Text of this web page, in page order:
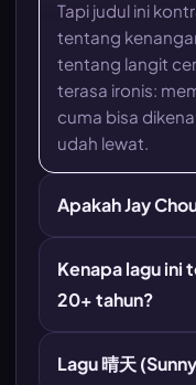
Tapi judul ini
tentang
tentang langit
terasa ironis:
cuma bisa
udah lewat.
Apakah Jay
Kenapa lagu ini
20+ tahun?
Lagu 晴天